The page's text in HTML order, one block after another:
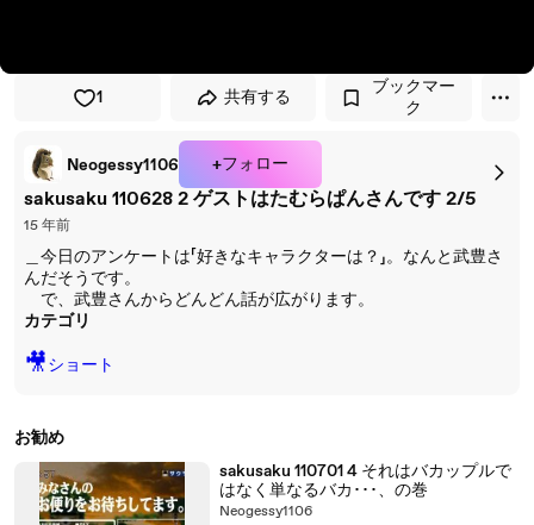
1 共有する
ブックマー
ク
Neogessy1106 +フォロー
sakusaku 110628 2 ゲストはたむらぱんさんです 2/5
15 年前
＿今日のアンケートは「好きなキャラクターは？」。なんと武豊さ
んだそうです。
で、武豊さんからどんどん話が広がります。
カテゴリ
🎥ショート
お勧め
sakusaku 110701 4 それはバカップルで
はなく単なるバカ･･･、の巻
Neogessy1106